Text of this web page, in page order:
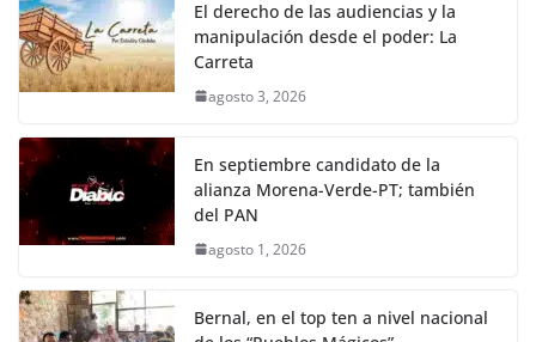
El derecho de las audiencias y la
manipulación desde el poder: La
Carreta
agosto 3, 2026
En septiembre candidato de la
alianza Morena-Verde-PT; también
del PAN
agosto 1, 2026
Bernal, en el top ten a nivel nacional